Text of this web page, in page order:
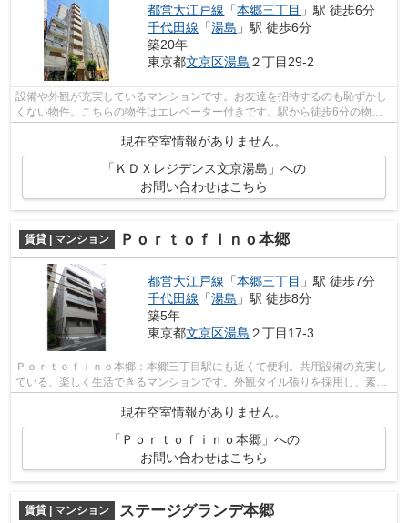
都営大江戸線 「本郷三丁目 」駅 徒歩6分
千代田線 「湯島 」駅 徒歩6分
築20年
東京都文京区湯島 ２丁目29-2
設備や外観が充実しているマンションです。お友達を招待するのも恥ずかし
くない物件。こちらの物件はエレベーター付きです。駅から徒歩6分の物件
で、電車での通勤にも便利な立地です。...
現在空室情報がありません。
「ＫＤＸレジデンス文京湯島」への
お問い合わせはこちら
賃貸 | マンション Ｐｏｒｔｏｆｉｎｏ本郷
都営大江戸線 「本郷三丁目 」駅 徒歩7分
千代田線 「湯島 」駅 徒歩8分
築5年
東京都文京区湯島 ２丁目17-3
Ｐｏｒｔｏｆｉｎｏ本郷：本郷三丁目駅にも近くて便利。共用設備の充実し
ている、楽しく生活できるマンションです。外観タイル張りを採用し、素敵
現在空室情報がありません。
「Ｐｏｒｔｏｆｉｎｏ本郷」への
お問い合わせはこちら
賃貸 | マンション ステージグランデ本郷